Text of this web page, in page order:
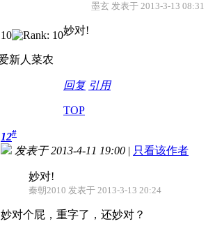
墨玄 发表于 2013-3-13 08:31
妙对!
回复 引用
TOP
12#
发表于 2013-4-11 19:00 | 只看该作者
妙对!
秦朝2010 发表于 2013-3-13 20:24
妙对个屁，重字了，还妙对？